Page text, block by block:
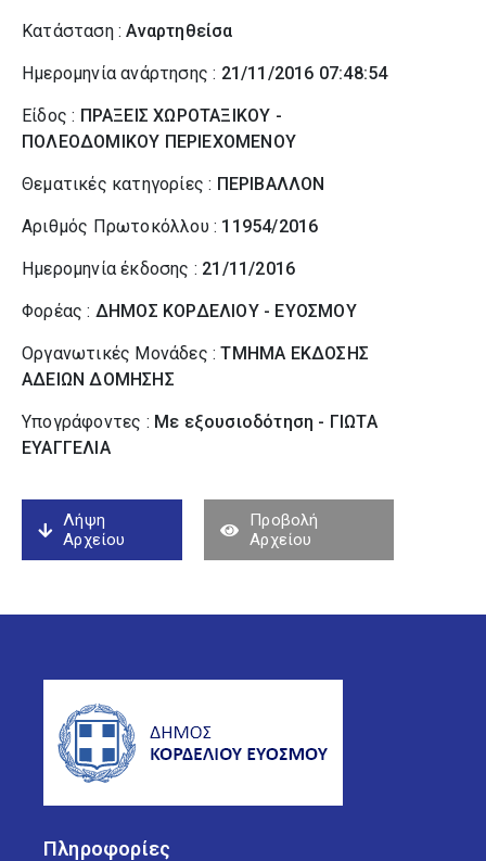
Κατάσταση :Αναρτηθείσα
Ημερομηνία ανάρτησης : 21/11/2016 07:48:54
Είδος : ΠΡΑΞΕΙΣ ΧΩΡΟΤΑΞΙΚΟΥ -
ΠΟΛΕΟΔΟΜΙΚΟΥ ΠΕΡΙΕΧΟΜΕΝΟΥ
Θεματικές κατηγορίες : ΠΕΡΙΒΑΛΛΟΝ
Αριθμός Πρωτοκόλλου : 11954/2016
Ημερομηνία έκδοσης : 21/11/2016
Φορέας : ΔΗΜΟΣ ΚΟΡΔΕΛΙΟΥ - ΕΥΟΣΜΟΥ
Οργανωτικές Μονάδες :ΤΜΗΜΑ ΕΚΔΟΣΗΣ
ΑΔΕΙΩΝ ΔΟΜΗΣΗΣ
Υπογράφοντες : Με εξουσιοδότηση - ΓΙΩΤΑ
ΕΥΑΓΓΕΛΙΑ
Λήψη
Αρχείου
Προβολή
Αρχείου
Πληροφορίες